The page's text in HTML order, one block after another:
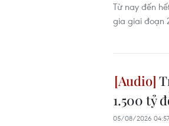
Từ nay đến
gia giai đoạn
1.500 tỷ
05/08/2026 04:57